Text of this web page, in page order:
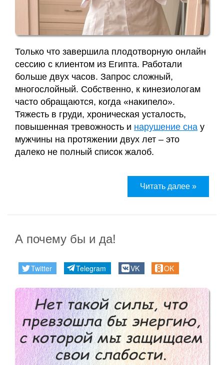
Только что завершила плодотворную онлайн
сессию с клиентом из Египта. Работали
больше двух часов. Запрос сложный,
многослойный. Собственно, к кинезиологам
часто обращаются, когда «накипело».
Тяжесть в груди, хроническая усталость,
повышенная тревожность и нарушение сна у
мужчины на протяжении двух лет – это
далеко не полный список жалоб.
Читать далее »
А почему бы и да!
Twitter Telegram VK OK